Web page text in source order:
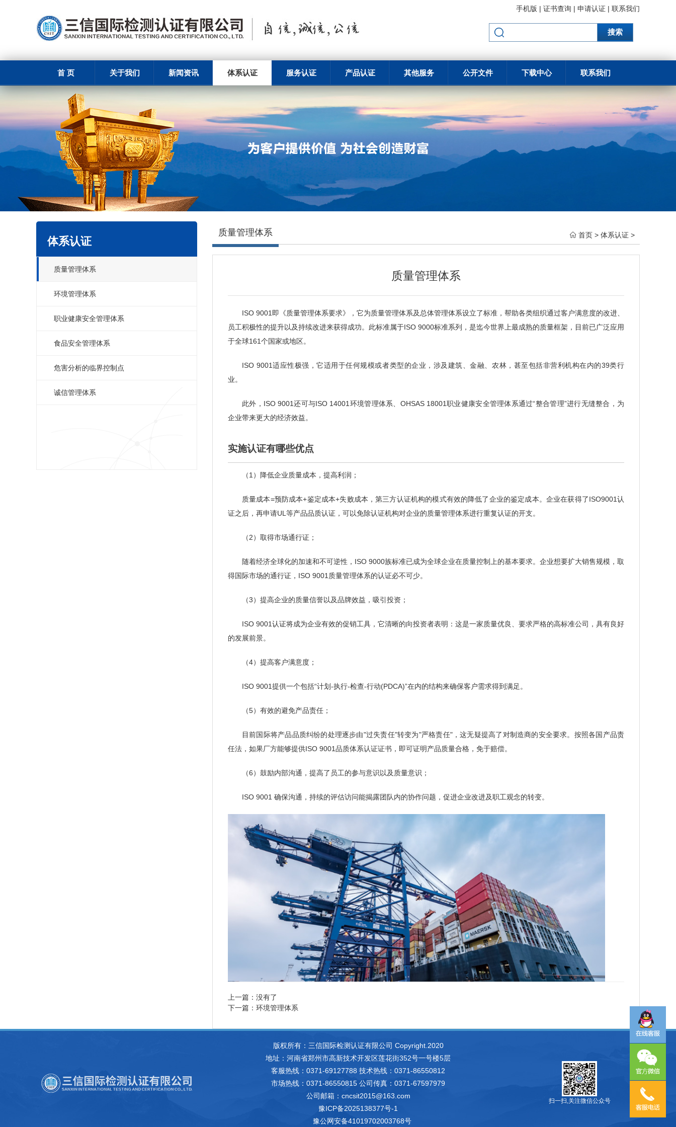
手机版 | 证书查询 | 申请认证 | 联系我们
搜索
首 页 关于我们 新闻资讯 体系认证 服务认证 产品认证 其他服务 公开文件 下载中心 联系我们
体系认证
质量管理体系
环境管理体系
职业健康安全管理体系
食品安全管理体系
危害分析的临界控制点
诚信管理体系
质量管理体系  首页 > 体系认证 >
质量管理体系
ISO 9001即《质量管理体系要求》，它为质量管理体系及总体管理体系设立了标准，帮助各类组织通过客户满意度的改进、
员工积极性的提升以及持续改进来获得成功。此标准属于ISO 9000标准系列，是迄今世界上最成熟的质量框架，目前已广泛应用
于全球161个国家或地区。
ISO 9001适应性极强，它适用于任何规模或者类型的企业，涉及建筑、金融、农林，甚至包括非营利机构在内的39类行
业。
此外，ISO 9001还可与ISO 14001环境管理体系、OHSAS 18001职业健康安全管理体系通过“整合管理”进行无缝整合，为
企业带来更大的经济效益。
实施认证有哪些优点
（1）降低企业质量成本，提高利润；
质量成本=预防成本+鉴定成本+失败成本，第三方认证机构的模式有效的降低了企业的鉴定成本。企业在获得了ISO9001认
证之后，再申请UL等产品品质认证，可以免除认证机构对企业的质量管理体系进行重复认证的开支。
（2）取得市场通行证；
随着经济全球化的加速和不可逆性，ISO 9000族标准已成为全球企业在质量控制上的基本要求。企业想要扩大销售规模，取
得国际市场的通行证，ISO 9001质量管理体系的认证必不可少。
（3）提高企业的质量信誉以及品牌效益，吸引投资；
ISO 9001认证将成为企业有效的促销工具，它清晰的向投资者表明：这是一家质量优良、要求严格的高标准公司，具有良好
的发展前景。
（4）提高客户满意度；
ISO 9001提供一个包括“计划-执行-检查-行动(PDCA)”在内的结构来确保客户需求得到满足。
（5）有效的避免产品责任；
目前国际将产品品质纠纷的处理逐步由"过失责任"转变为"严格责任"，这无疑提高了对制造商的安全要求。按照各国产品责
任法，如果厂方能够提供ISO 9001品质体系认证证书，即可证明产品质量合格，免于赔偿。
（6）鼓励内部沟通，提高了员工的参与意识以及质量意识；
ISO 9001 确保沟通，持续的评估访问能揭露团队内的协作问题，促进企业改进及职工观念的转变。
上一篇：没有了
下一篇： 环境管理体系
版权所有：三信国际检测认证有限公司 Copyright.2020
地址：河南省郑州市高新技术开发区莲花街352号一号楼5层
客服热线：0371-69127788 技术热线：0371-86550812
市场热线：0371-86550815 公司传真：0371-67597979
公司邮箱：cncsit2015@163.com
豫ICP备2025138377号-1
豫公网安备41019702003768号
扫一扫,关注微信公众号